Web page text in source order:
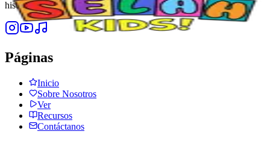
historias que despierten asombro en los corazones de los niños.
Páginas
Inicio
Sobre Nosotros
Ver
Recursos
Contáctanos